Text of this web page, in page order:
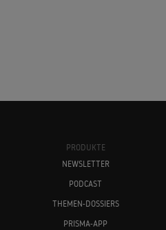
PRODUKTE
NEWSLETTER
PODCAST
THEMEN-DOSSIERS
PRISMA-APP